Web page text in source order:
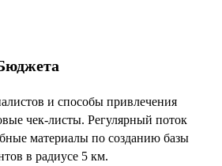
и способы привлечения
чек-листы. Регулярный поток
материалы по созданию базы
в радиусе 5 км.